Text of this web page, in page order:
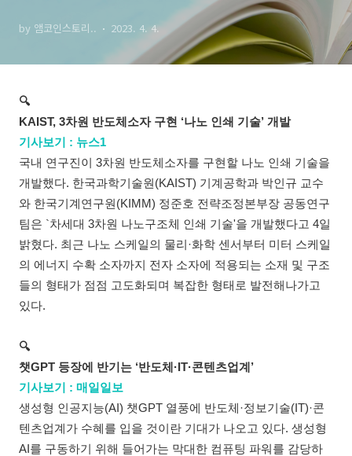
by 앰코인스토리.. 2023. 4. 4.
🔍
KAIST, 3차원 반도체소자 구현 ‘나노 인쇄 기술’ 개발
기사보기 : 뉴스1
국내 연구진이 3차원 반도체소자를 구현할 나노 인쇄 기술을
개발했다. 한국과학기술원(KAIST) 기계공학과 박인규 교수
와 한국기계연구원(KIMM) 정준호 전략조정본부장 공동연구
팀은 `차세대 3차원 나노구조체 인쇄 기술'을 개발했다고 4일
밝혔다. 최근 나노 스케일의 물리·화학 센서부터 미터 스케일
의 에너지 수확 소자까지 전자 소자에 적용되는 소재 및 구조
들의 형태가 점점 고도화되며 복잡한 형태로 발전해나가고
있다.
🔍
챗GPT 등장에 반기는 ‘반도체·IT·콘텐츠업계’
기사보기 : 매일일보
생성형 인공지능(AI) 챗GPT 열풍에 반도체·정보기술(IT)·콘
텐츠업계가 수혜를 입을 것이란 기대가 나오고 있다. 생성형
AI를 구동하기 위해 들어가는 막대한 컴퓨팅 파워를 감당하